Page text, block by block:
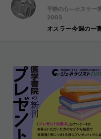
平静の心―オスラー
2003
オスラー今週の一